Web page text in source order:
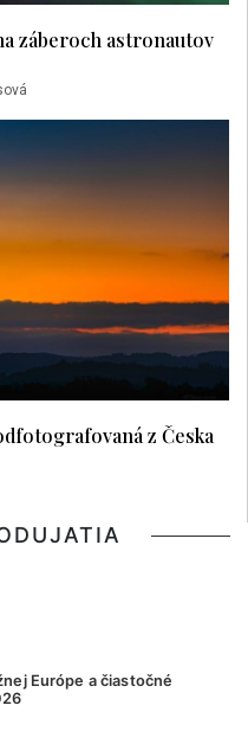
záberoch astronautov
z Česka
Európe a čiastočné